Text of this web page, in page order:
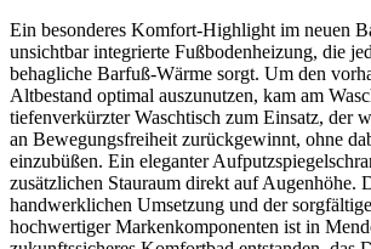
Ein besonderes Komfort-Highlight im neuen
unsichtbar integrierte Fußbodenheizung, die
behagliche Barfuß-Wärme sorgt. Um den
Altbestand optimal auszunutzen, kam am
tiefenverkürzter Waschtisch zum Einsatz, der
an Bewegungsfreiheit zurückgewinnt, ohne
einzubüßen. Ein eleganter
zusätzlichen Stauraum direkt auf Augenhöhe.
handwerklichen Umsetzung und der
hochwertiger Markenkomponenten ist in